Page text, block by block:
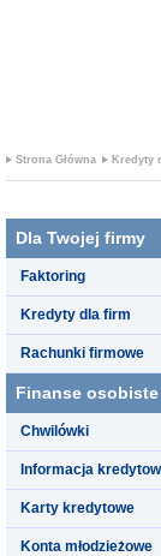
Strona Główna Kredyty
Dla Twojej firmy
Faktoring
Kredyty dla firm
Rachunki firmowe
Finanse osobiste
Chwilówki
Informacja
Karty kredytowe
Konta młodzieżowe